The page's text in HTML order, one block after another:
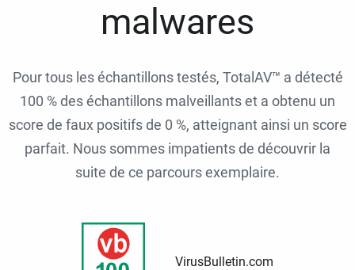
malwares
Pour tous les échantillons testés, TotalAV™ a détecté
100 % des échantillons malveillants et a obtenu un
score de faux positifs de 0 %, atteignant ainsi un score
parfait. Nous sommes impatients de découvrir la
suite de ce parcours exemplaire.
VirusBulletin.com